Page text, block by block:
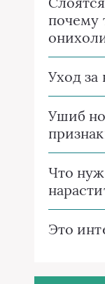
почему
Уход за
Ушиб
Что
Это